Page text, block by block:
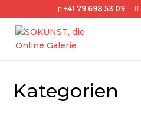
+41 79 698 53 09
Kategorien